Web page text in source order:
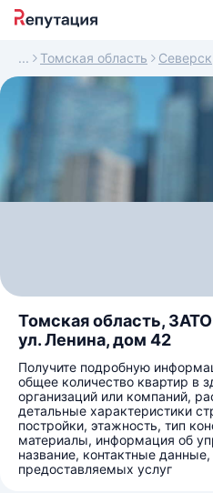
Томская область Северск
Томская область,
ул. Ленина, дом 42
Получите подробную
общее количество квартир в
организаций или компаний,
детальные характеристики
постройки, этажность, тип
материалы, информация об
название, контактные
предоставляемых услуг